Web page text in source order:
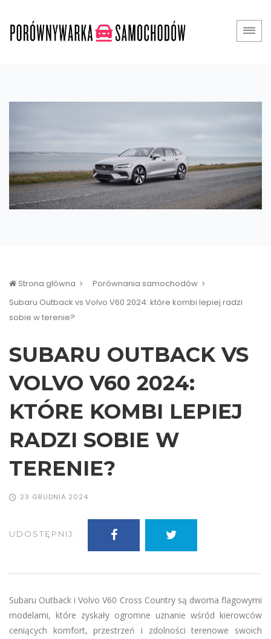
Strona główna
Porównania samochodów
Subaru Outback vs Volvo V60 2024: które kombi lepiej radzi
sobie w terenie?
SUBARU OUTBACK VS
VOLVO V60 2024:
KTÓRE KOMBI LEPIEJ
RADZI SOBIE W
TERENIE?
23 GRUDNIA 2024
UDOSTĘPNIJ:
Subaru Outback i Volvo V60 Cross Country są dwoma flagowymi
modelami, które zyskały ogromne uznanie wśród kierowców
ceniących komfort, przestrzeń i zdolności terenowe swoich